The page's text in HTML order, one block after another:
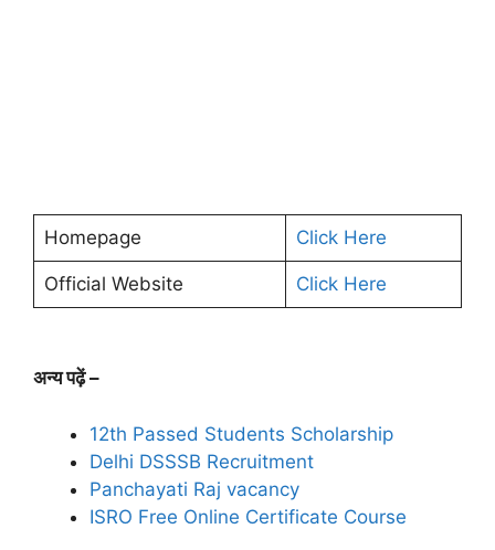
Homepage Click Here
Official Website Click Here
अन्य पढ़ें –
12th Passed Students Scholarship
Delhi DSSSB Recruitment
Panchayati Raj vacancy
ISRO Free Online Certificate Course